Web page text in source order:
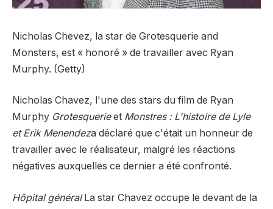
Nicholas Chevez, la star de Grotesquerie and
Monsters, est « honoré » de travailler avec Ryan
Murphy. (Getty)
Nicholas Chavez, l'une des stars du film de Ryan
Murphy Grotesquerieet Monstres : L'histoire de Lyle
et Erik Menendeza déclaré que c'était un honneur de
travailler avec le réalisateur, malgré les réactions
négatives auxquelles ce dernier a été confronté.
Hôpital généralLa star Chavez occupe le devant de la